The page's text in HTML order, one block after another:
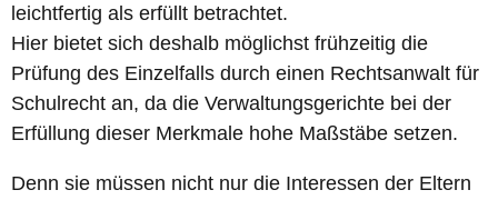
leichtfertig als erfüllt betrachtet.
Hier bietet sich deshalb möglichst frühzeitig die
Prüfung des Einzelfalls durch einen Rechtsanwalt für
Schulrecht an, da die Verwaltungsgerichte bei der
Erfüllung dieser Merkmale hohe Maßstäbe setzen.
Denn sie müssen nicht nur die Interessen der Eltern